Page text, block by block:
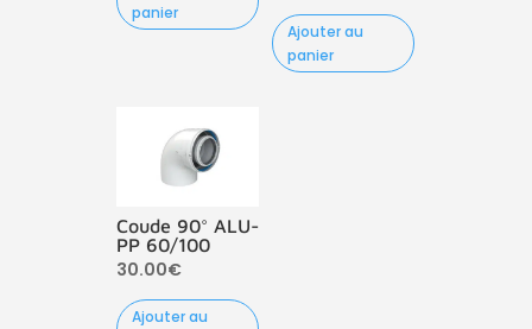
panier
Ajouter au
panier
Coude 90° ALU-
PP 60/100
30.00€
Ajouter au